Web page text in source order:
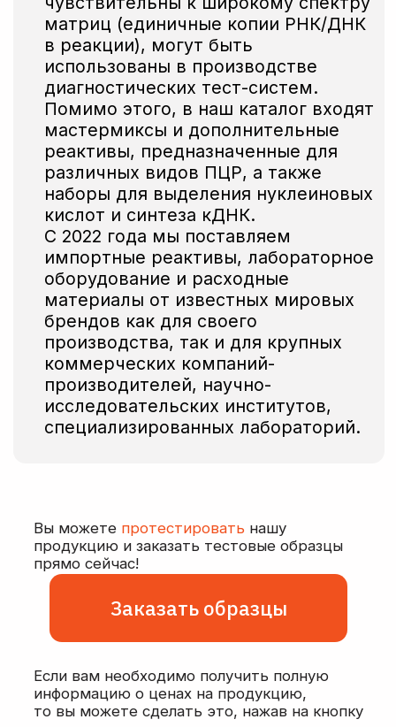
Собственные площади
для производства,
новейшее
оборудование
Оптимизация состава
под нужды заказчика,
подготовка
к лиофилизации